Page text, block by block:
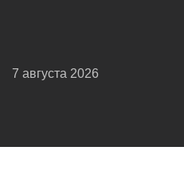
7 августа 2026